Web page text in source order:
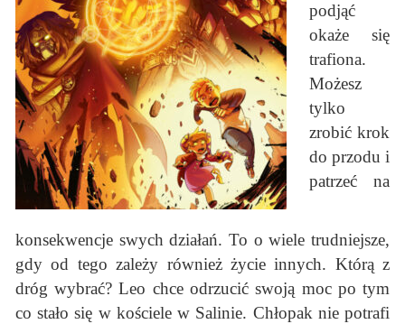
podjąć
okaże się
trafiona.
Możesz
tylko
zrobić krok
do przodu i
patrzeć na
konsekwencje swych działań. To o wiele trudniejsze,
gdy od tego zależy również życie innych. Którą z
dróg wybrać? Leo chce odrzucić swoją moc po tym
co stało się w kościele w Salinie. Chłopak nie potrafi